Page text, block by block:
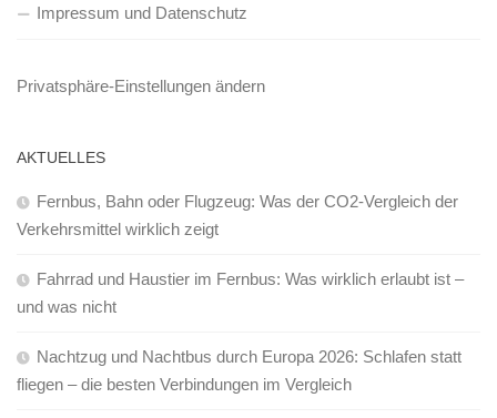
Impressum und Datenschutz
Privatsphäre-Einstellungen ändern
AKTUELLES
Fernbus, Bahn oder Flugzeug: Was der CO2-Vergleich der
Verkehrsmittel wirklich zeigt
Fahrrad und Haustier im Fernbus: Was wirklich erlaubt ist –
und was nicht
Nachtzug und Nachtbus durch Europa 2026: Schlafen statt
fliegen – die besten Verbindungen im Vergleich